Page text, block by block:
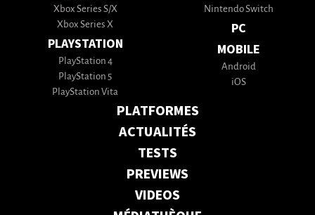
Xbox Series S/X
Xbox Series X
PLAYSTATION
PlayStation 4
PlayStation 5
PlayStation Vita
Nintendo Switch
PC
MOBILE
Android
iOS
PLATFORMES
ACTUALITÉS
TESTS
PREVIEWS
VIDEOS